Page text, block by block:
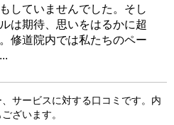
していませんでした。そし
は期待、思いをはるかに超
修道院内では私たちのペー
サービスに対する口コミです。内
ざいます。